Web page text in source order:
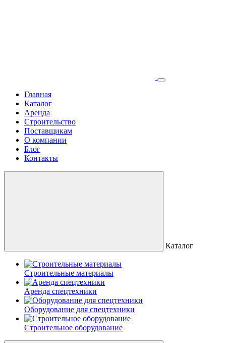
Главная
Каталог
Аренда
Строительство
Поставщикам
О компании
Блог
Контакты
Каталог
Строительные материалы
Аренда спецтехники
Оборудование для спецтехники
Строительное оборудование